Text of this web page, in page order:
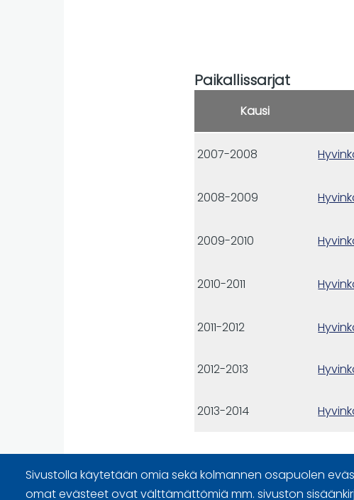
Paikallissarjat
Kausi
2007-2008
2008-2009
2009-2010
2010-2011
2011-2012
2012-2013
2013-2014
Sivustolla käytetään omia sekä kolmannen osapuolen
omat evästeet ovat välttämättömiä mm. sivuston